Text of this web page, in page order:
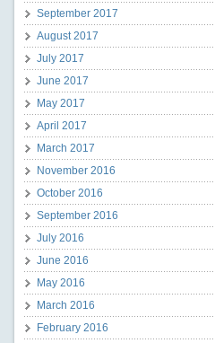
September 2017
August 2017
July 2017
June 2017
May 2017
April 2017
March 2017
November 2016
October 2016
September 2016
July 2016
June 2016
May 2016
March 2016
February 2016